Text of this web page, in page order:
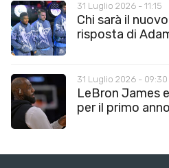
31 Luglio 2026 - 11:15
Chi sarà il
risposta di
31 Luglio 2026 - 09:30
LeBron James
per il primo